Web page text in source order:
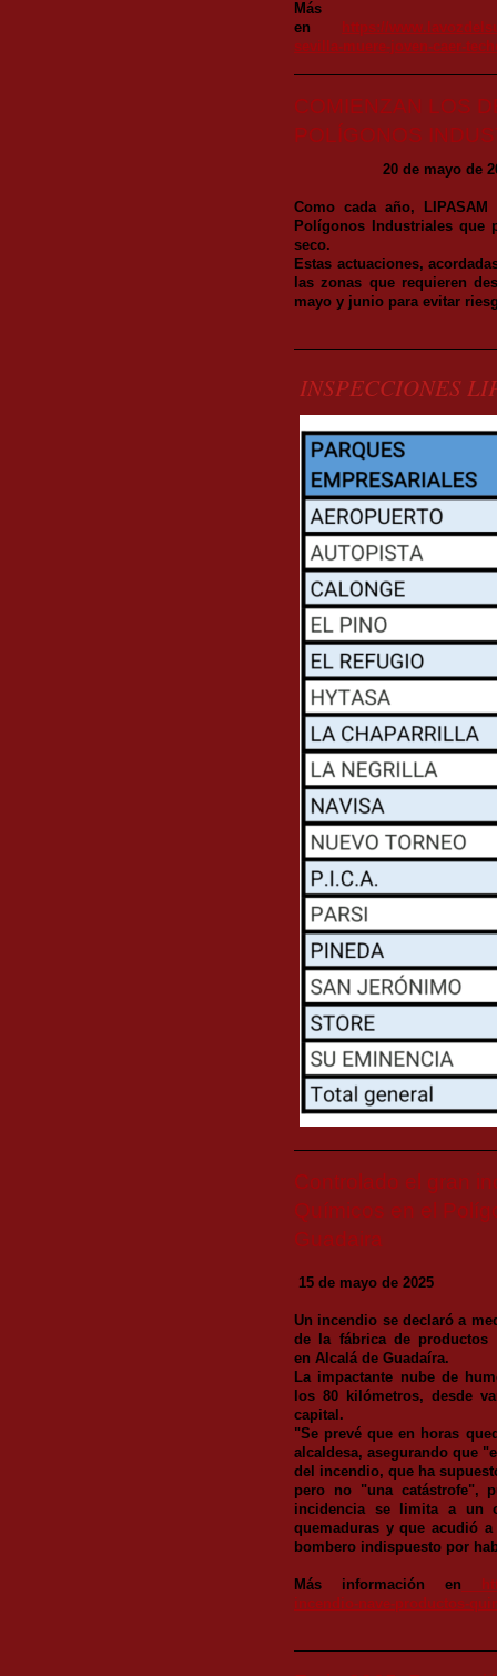
Más
en
https://
sevilla-muere-joven-caer-
COMIENZAN LOS
POLÍGONOS
20 de mayo de
Como cada año,
Polígonos Industriales que
seco.
Estas actuaciones,
las zonas que requieren
mayo y junio para evitar
INSPECCIONES
Controlado el gran
Químicos en el
Guadaira
15 de mayo de 2025
Un incendio se declaró a
de la fábrica de productos
en Alcalá de Guadaíra.
La impactante nube de
los 80 kilómetros, desde
capital.
"Se prevé que en horas
alcaldesa, asegurando que
del incendio, que ha
pero no "una catástrofe",
incidencia se limita a un
quemaduras y que acudió
bombero indispuesto por
Más información en
incendio-nave-productos-